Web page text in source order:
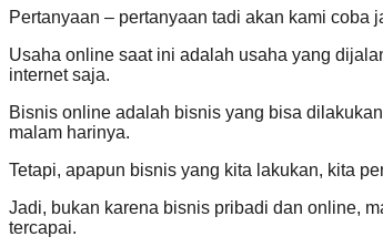
Pertanyaan – pertanyaan tadi akan kami coba
Usaha online saat ini adalah usaha yang
internet saja.
Bisnis online adalah bisnis yang bisa
malam harinya.
Tetapi, apapun bisnis yang kita lakukan, kita
Jadi, bukan karena bisnis pribadi dan online,
tercapai.